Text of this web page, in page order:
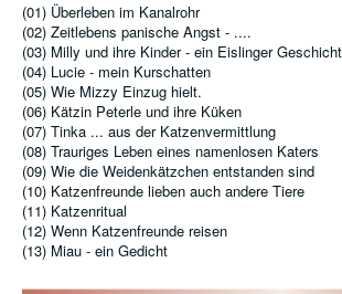
(01) Überleben im Kanalrohr
(02) Zeitlebens panische Angst - ....
(03) Milly und ihre Kinder - ein Eislinger
(04) Lucie - mein Kurschatten
(05) Wie Mizzy Einzug hielt.
(06) Kätzin Peterle und ihre Küken
(07) Tinka ... aus der Katzenvermittlung
(08) Trauriges Leben eines namenlosen Katers
(09) Wie die Weidenkätzchen entstanden sind
(10) Katzenfreunde lieben auch andere Tiere
(11) Katzenritual
(12) Wenn Katzenfreunde reisen
(13) Miau - ein Gedicht